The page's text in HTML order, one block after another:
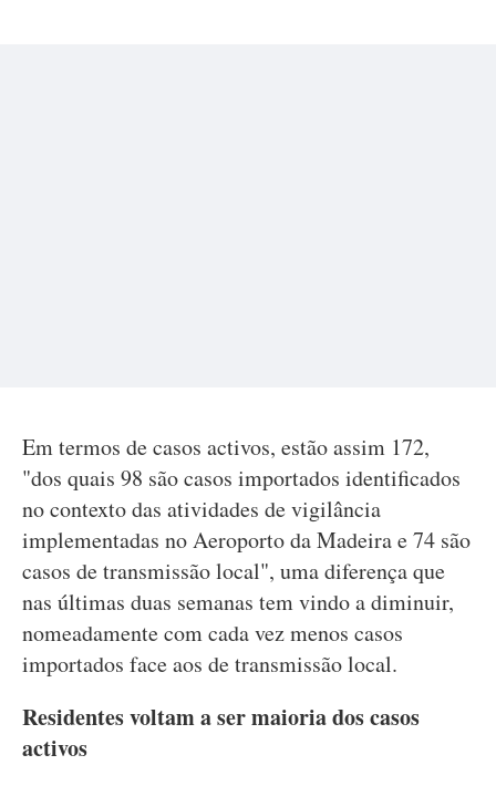
Em termos de casos activos, estão assim 172,
"dos quais 98 são casos importados identificados
no contexto das atividades de vigilância
implementadas no Aeroporto da Madeira e 74 são
casos de transmissão local", uma diferença que
nas últimas duas semanas tem vindo a diminuir,
nomeadamente com cada vez menos casos
importados face aos de transmissão local.
Residentes voltam a ser maioria dos casos
activos